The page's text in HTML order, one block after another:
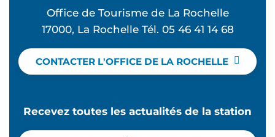
Office de Tourisme de La Rochelle
17000, La Rochelle Tél. 05 46 41 14 68
CONTACTER L'OFFICE DE LA ROCHELLE
Recevez toutes les actualités de la station